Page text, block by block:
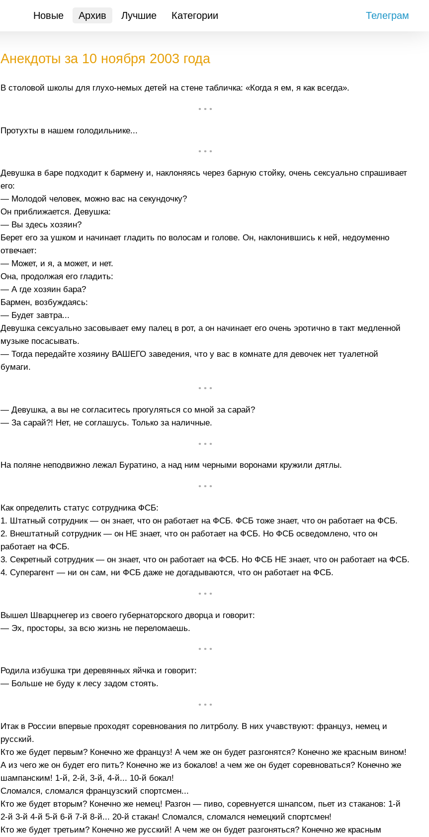
Новые Архив Лучшие Категории Телеграм
Анекдоты за 10 ноября 2003 года
В столовой школы для глухо-немых детей на стене табличка: «Когда я ем, я как всегда».
• • •
Протухты в нашем голодильнике...
• • •
Девушка в баре подходит к бармену и, наклоняясь через барную стойку, очень сексуально спрашивает
его:
— Молодой человек, можно вас на секундочку?
Он приближается. Девушка:
— Вы здесь хозяин?
Берет его за ушком и начинает гладить по волосам и голове. Он, наклонившись к ней, недоуменно
отвечает:
— Может, и я, а может, и нет.
Она, продолжая его гладить:
— А где хозяин бара?
Бармен, возбуждаясь:
— Будет завтра...
Девушка сексуально засовывает ему палец в рот, а он начинает его очень эротично в такт медленной
музыке посасывать.
— Тогда передайте хозяину ВАШЕГО заведения, что у вас в комнате для девочек нет туалетной
бумаги.
• • •
— Девушка, а вы не согласитесь прогуляться со мной за сарай?
— За сарай?! Нет, не соглашусь. Только за наличные.
• • •
На поляне неподвижно лежал Буратино, а над ним черными воронами кружили дятлы.
• • •
Как определить статус сотрудника ФСБ:
1. Штатный сотрудник — он знает, что он работает на ФСБ. ФСБ тоже знает, что он работает на ФСБ.
2. Внештатный сотрудник — он НЕ знает, что он работает на ФСБ. Но ФСБ осведомлено, что он
работает на ФСБ.
3. Секретный сотрудник — он знает, что он работает на ФСБ. Но ФСБ НЕ знает, что он работает на ФСБ.
4. Суперагент — ни он сам, ни ФСБ даже не догадываются, что он работает на ФСБ.
• • •
Вышел Шварцнегер из своего губернаторского дворца и говорит:
— Эх, просторы, за всю жизнь не переломаешь.
• • •
Родила избушка три деревянных яйчка и говорит:
— Больше не буду к лесу задом стоять.
• • •
Итак в России впервые проходят соревнования по литрболу. В них учавствуют: француз, немец и
русский.
Кто же будет первым? Конечно же француз! А чем же он будет разгонятся? Конечно же красным вином!
А из чего же он будет его пить? Конечно же из бокалов! а чем же он будет соревноваться? Конечно же
шампанским! 1-й, 2-й, 3-й, 4-й... 10-й бокал!
Сломался, сломался французский спортсмен...
Кто же будет вторым? Конечно же немец! Разгон — пиво, соревнуется шнапсом, пьет из стаканов: 1-й
2-й 3-й 4-й 5-й 6-й 7-й 8-й... 20-й стакан! Сломался, сломался немецкий спортсмен!
Кто же будет третьим? Конечно же русский! А чем же он будет разгоняться? Конечно же красным